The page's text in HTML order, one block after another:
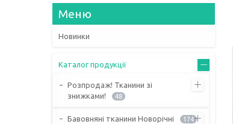
Новинки
Каталог продукції
Розпродаж! Тканини зі
знижками!
48
Бавовняні тканини Новорічні 174